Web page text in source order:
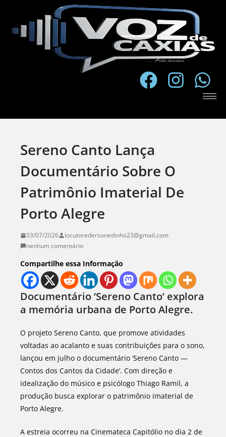
Sereno Canto Lança
Documentário Sobre O
Patrimônio Imaterial De
Porto Alegre
03/07/2026
locutoredersonedinho23@gmail.com
nenhum comentário
Compartilhe essa Informação
Documentário ‘Sereno Canto’ explora
a memória urbana de Porto Alegre.
O projeto Sereno Canto, que promove atividades
voltadas ao acalanto e suas contribuições para o sono,
lançou em julho o documentário ‘Sereno Canto —
Contos dos Cantos da Cidade’. Com direção e
idealização do músico e psicólogo Thiago Ramil, a
produção busca explorar o patrimônio imaterial de
Porto Alegre.
A estreia ocorreu na Cinemateca Capitólio no dia 2 de